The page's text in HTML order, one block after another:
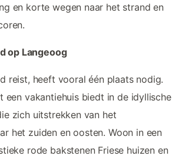
en korte wegen naar het strand en
op Langeoog
reist, heeft vooral één plaats nodig.
een vakantiehuis biedt in de idyllische
zich uitstrekken van het
het zuiden en oosten. Woon in een
rode bakstenen Friese huizen en